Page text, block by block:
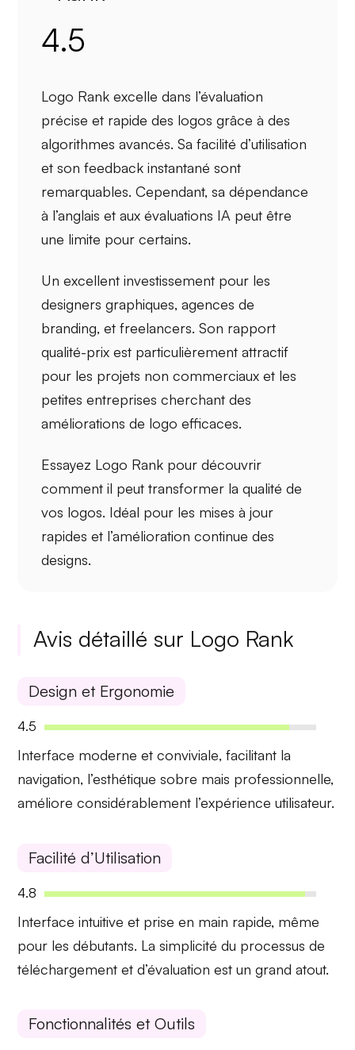
4.5
Logo Rank excelle dans l’évaluation
précise et rapide des logos grâce à des
algorithmes avancés. Safacilité d’utilisation
et sonfeedback instantané sont
remarquables. Cependant, sadépendance
à l’anglais et auxévaluations IA peut être
une limite pour certains.
Un excellent investissement pour les
designers graphiques, agences de
branding, etfreelancers. Son rapport
qualité-prix est particulièrement attractif
pour les projets non commerciaux et les
petites entreprises cherchant des
améliorations de logo efficaces.
Essayez Logo Rank pour découvrir
comment il peut transformer la qualité de
vos logos. Idéal pour les mises à jour
rapides et l’amélioration continue des
designs.
Avis détaillé sur Logo Rank
Design et Ergonomie
4.5
Interface moderne et conviviale, facilitant la
navigation, l’esthétique sobre mais professionnelle,
améliore considérablement l’expérience utilisateur.
Facilité d’Utilisation
4.8
Interface intuitive et prise en main rapide, même
pour les débutants. La simplicité du processus de
téléchargement et d’évaluation est un grand atout.
Fonctionnalités et Outils